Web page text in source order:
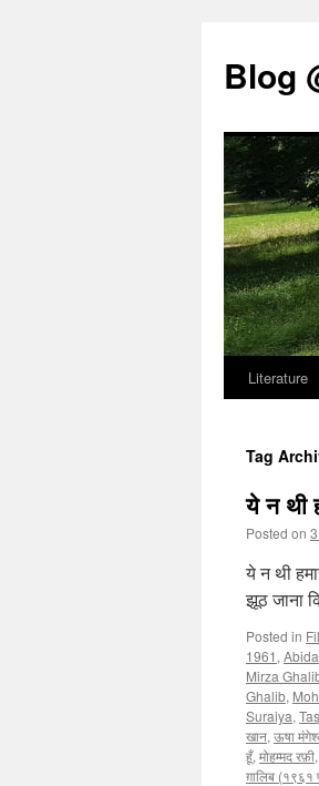
Blog
Skip
content
Literature
Tag
ये न थी
Posted on
ये न थी
झूठ जाना
Posted in
1961 ,
Mirza
Ghalib,
Suraiya,
खान, ऊषा
हूँ, मोहम्मद रफ़ी,
ग़ालिब (१९६१